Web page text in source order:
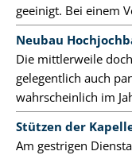
geeinigt. Bei einem
Neubau
Die mittlerweile
gelegentlich auch
wahrscheinlich im
Stützen der
Am gestrigen